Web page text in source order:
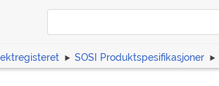
SOSI Produktspesifikasjoner